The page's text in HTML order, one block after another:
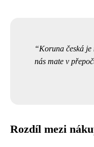
Koruna česká
nás mate v
Rozdíl mezi